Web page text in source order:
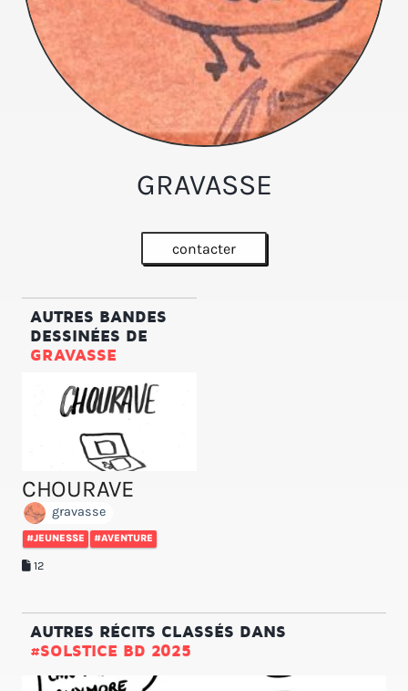
GRAVASSE
contacter
AUTRES BANDES
DESSINÉES DE
GRAVASSE
CHOURAVE
gravasse
#JEUNESSE #AVENTURE
12
AUTRES RÉCITS CLASSÉS DANS
#SOLSTICE BD 2025